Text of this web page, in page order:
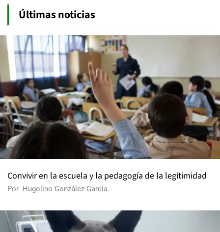
Últimas noticias
Convivir en la escuela y la pedagogía de la legitimidad
Por Hugolino González García